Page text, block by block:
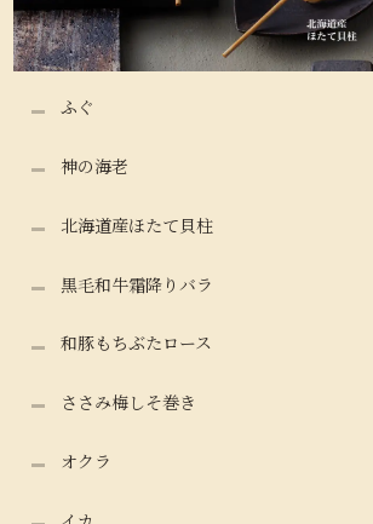
ふぐ
神の海老
北海道産ほたて貝柱
黒毛和牛霜降りバラ
和豚もちぶたロース
ささみ梅しそ巻き
オクラ